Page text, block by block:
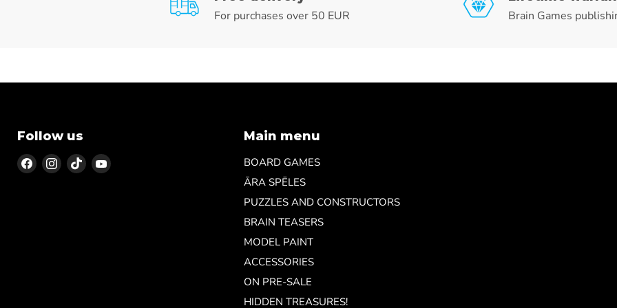
For purchases over 50 EUR
Brain Games
Follow us
Find Find Find Find
Main menu
BOARD GAMES
ĀRA SPĒLES
PUZZLES AND CONSTRUCTORS
BRAIN TEASERS
MODEL PAINT
ACCESSORIES
ON PRE-SALE
HIDDEN TREASURES!